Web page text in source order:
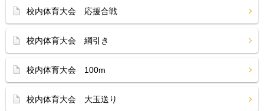
校内体育大会 応援合戦
校内体育大会 綱引き
校内体育大会 100m
校内体育大会 大玉送り